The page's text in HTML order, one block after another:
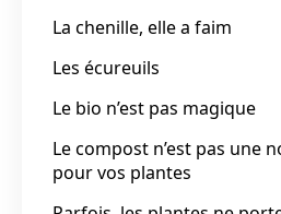
La chenille, elle a faim
Les écureuils
Le bio n’est pas magique
Le compost n’est pas une
pour vos plantes